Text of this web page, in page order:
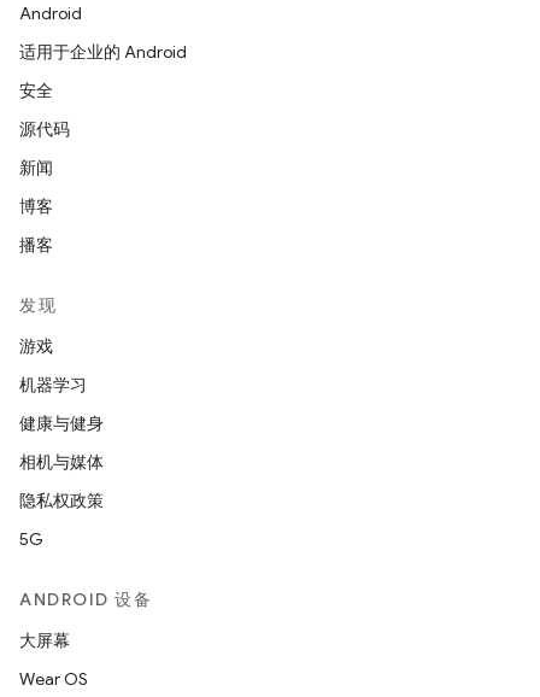
Android
适用于企业的 Android
安全
源代码
新闻
博客
播客
发现
游戏
机器学习
健康与健身
相机与媒体
隐私权政策
5G
ANDROID 设备
大屏幕
Wear OS